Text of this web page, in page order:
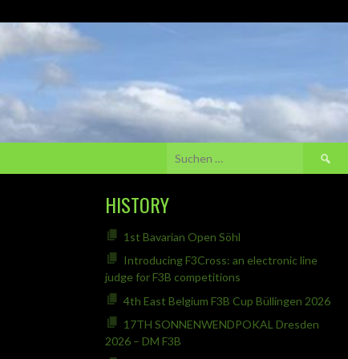
Suchen
nach:
HISTORY
1st Bavarian Open Söhl
Introducing F3Cross: an electronic line
judge for F3B competitions
4th East Belgium F3B Cup Büllingen 2026
17TH SONNENWENDPOKAL Dresden
2026 – DM F3B